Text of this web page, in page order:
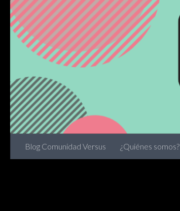
Skip to content
Blog Comunidad Versus ¿Quiénes somos?